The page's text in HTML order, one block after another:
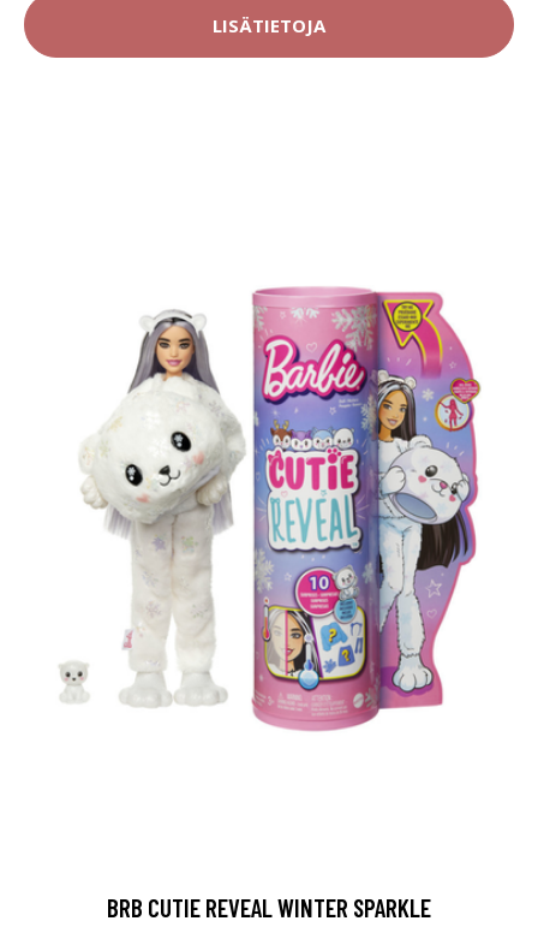
LISÄTIETOJA
BRB CUTIE REVEAL WINTER SPARKLE